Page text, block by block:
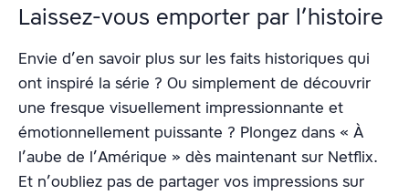
Laissez-vous emporter par l’histoire
Envie d’en savoir plus sur les faits historiques qui
ont inspiré la série ? Ou simplement de découvrir
une fresque visuellement impressionnante et
émotionnellement puissante ? Plongez dans « À
l’aube de l’Amérique » dès maintenant sur Netflix.
Et n’oubliez pas de partager vos impressions sur